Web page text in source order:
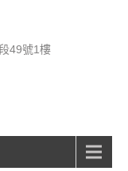
49號1樓